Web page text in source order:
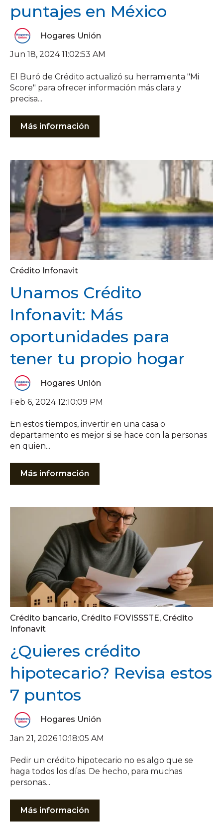
puntajes en México
Hogares Unión
Jun 18, 2024 11:02:53 AM
El Buró de Crédito actualizó su herramienta "Mi
Score" para ofrecer información más clara y
precisa...
Más información
Crédito Infonavit
Unamos Crédito
Infonavit: Más
oportunidades para
tener tu propio hogar
Hogares Unión
Feb 6, 2024 12:10:09 PM
En estos tiempos, invertir en una casa o
departamento es mejor si se hace con la personas
en quien...
Más información
Crédito bancario, Crédito FOVISSSTE, Crédito
Infonavit
¿Quieres crédito
hipotecario? Revisa estos
7 puntos
Hogares Unión
Jan 21, 2026 10:18:05 AM
Pedir un crédito hipotecario no es algo que se
haga todos los días. De hecho, para muchas
personas...
Más información